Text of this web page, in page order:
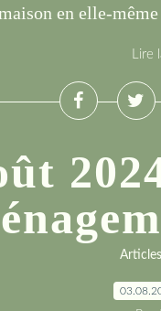
en elle-même
Lire
Articles